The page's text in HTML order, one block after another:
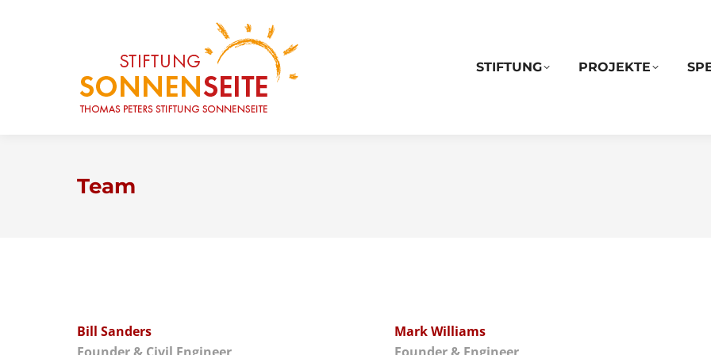
STIFTUNG PROJEKTE
Team
Bill Sanders
Mark Williams